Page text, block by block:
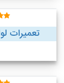
تعمیرات